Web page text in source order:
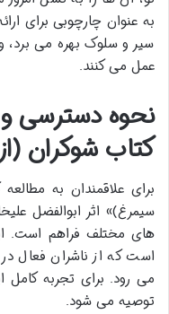
به عنوان چارچوبی برای
سیر و سلوک بهره می برد،
عمل می کنند.
نحوه دسترسی
کتاب شوکران
برای علاقمندان به
سیمرغ)» اثر ابوالفضل
های مختلف فراهم است.
است که از ناشران فعال
می رود. برای تجربه
توصیه می شود.